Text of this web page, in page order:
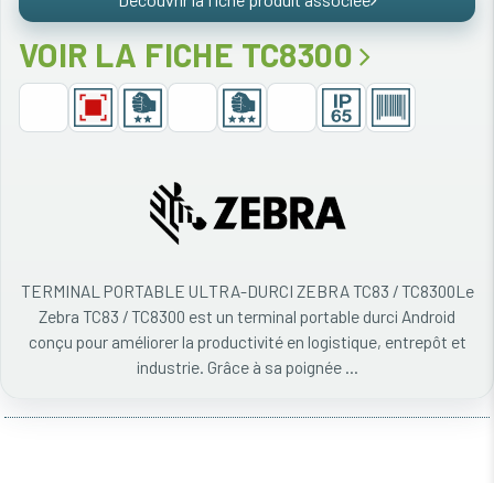
VOIR LA FICHE TC8300
TERMINAL PORTABLE ULTRA-DURCI ZEBRA TC83 / TC8300Le
Zebra TC83 / TC8300 est un terminal portable durci Android
conçu pour améliorer la productivité en logistique, entrepôt et
industrie. Grâce à sa poignée ...